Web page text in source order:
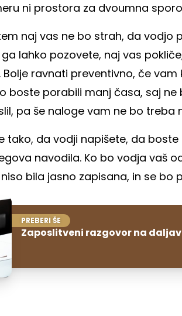
ni prostora za dvoumna
naj vas ne bo strah, da vodjo
lahko pozovete, naj vas
ravnati preventivno, če
boste porabili manj časa, saj ne
pa še naloge vam ne bo treba
tako, da vodji napišete, da
navodila. Ko bo vodja vaš
bila jasno zapisana, in se bo
PREBERI ŠE
Zaposlitveni razgovor na